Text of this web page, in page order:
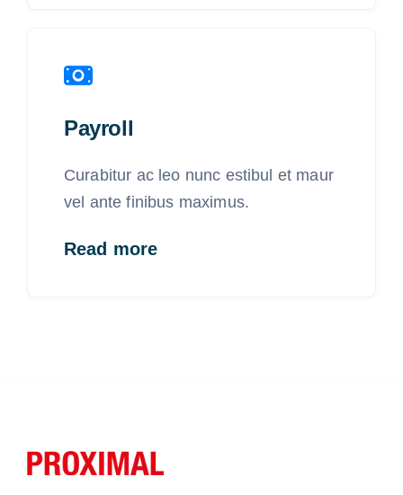
Payroll
Curabitur ac leo nunc estibul et maur
vel ante finibus maximus.
Read more